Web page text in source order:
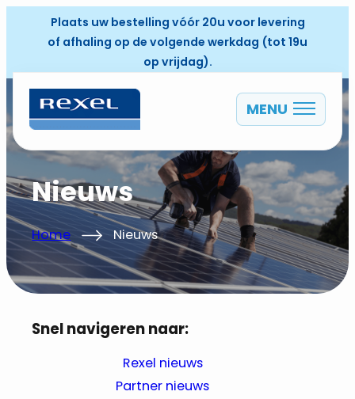
Plaats uw bestelling vóór 20u voor levering
of afhaling op de volgende werkdag (tot 19u
op vrijdag).
NL
MENU
Nieuws
Home Nieuws
Snel navigeren naar:
Rexel nieuws
Partner nieuws